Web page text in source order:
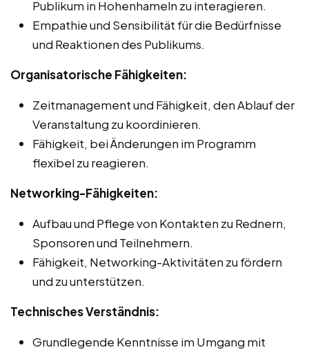
Publikum in Hohenhameln zu interagieren.
Empathie und Sensibilität für die Bedürfnisse
und Reaktionen des Publikums.
Organisatorische Fähigkeiten:
Zeitmanagement und Fähigkeit, den Ablauf der
Veranstaltung zu koordinieren.
Fähigkeit, bei Änderungen im Programm
flexibel zu reagieren.
Networking-Fähigkeiten:
Aufbau und Pflege von Kontakten zu Rednern,
Sponsoren und Teilnehmern.
Fähigkeit, Networking-Aktivitäten zu fördern
und zu unterstützen.
Technisches Verständnis:
Grundlegende Kenntnisse im Umgang mit